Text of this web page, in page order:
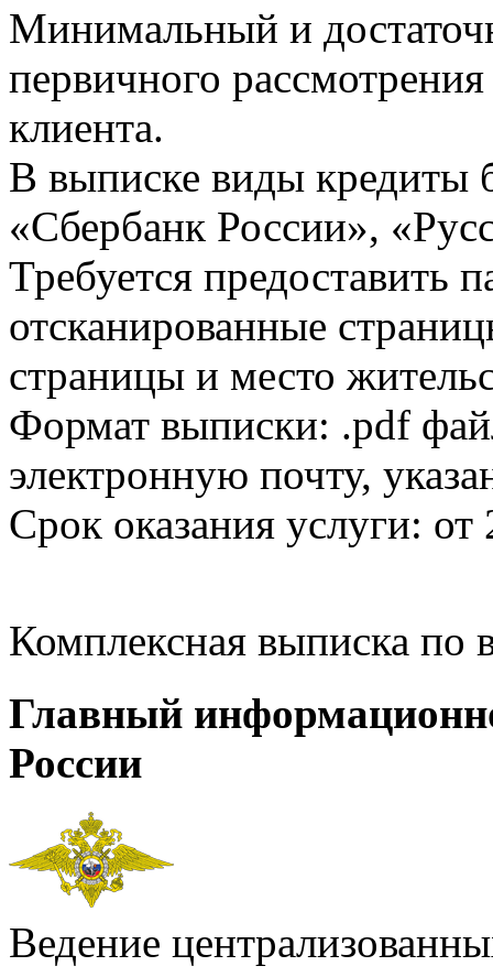
Минимальный и
первичного
клиента.
В выписке виды кредиты
«Сбербанк России»,
Требуется предоставить
отсканированные
страницы и место
Формат выписки: .pdf
электронную почту,
Срок оказания услуги: от
Комплексная выписка
Главный
России
Ведение